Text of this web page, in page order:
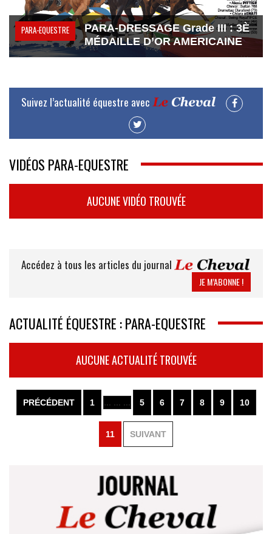
PARA-EQUESTRE
PARA-DRESSAGE Grade III : 3È
MÉDAILLE D’OR AMERICAINE
Suivez l’actualité équestre avec
VIDÉOS PARA-EQUESTRE
AUCUNE VIDÉO TROUVÉE
Accédez à tous les articles du journal
JE M’ABONNE !
ACTUALITÉ ÉQUESTRE : PARA-EQUESTRE
AUCUNE ACTUALITÉ TROUVÉE
PRÉCÉDENT 1 ... ... ... 5 6 7 8 9 10
11 SUIVANT